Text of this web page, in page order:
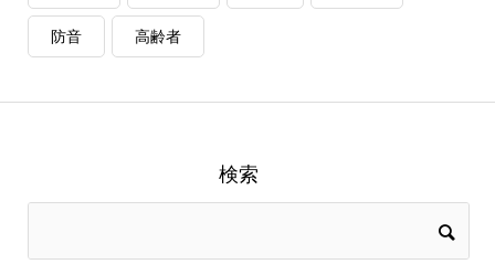
防音 高齢者
検索